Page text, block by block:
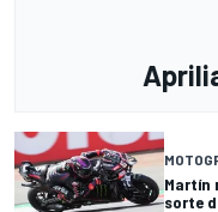
Martín
sorte